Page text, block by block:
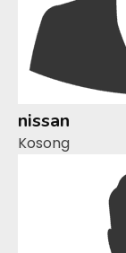
nissan
Kosong